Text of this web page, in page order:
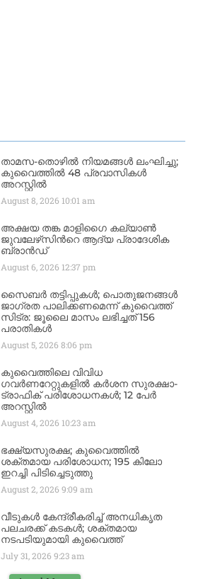
താമസ-തൊഴിൽ നിയമങ്ങൾ ലംഘിച്ചു;
കുവൈത്തിൽ 48 പ്രവാസികൾ
അറസ്റ്റിൽ
August 8, 2026 10:01 am
അക്ഷയ തങ്ക മാളിഗൈ കല്യാണ്‍
ജുവലേഴ്‌സിന്‍റെ ആദ്യ പ്രാദേശിക
ബ്രാന്‍ഡ്
August 6, 2026 12:37 pm
സൈബർ തട്ടിപ്പുകൾ; പൊതുജനങ്ങൾ
ജാഗ്രത പാലിക്കണമെന്ന് കുവൈത്ത്
സിട്ര: ജൂലൈ മാസം ലഭിച്ചത് 156
പരാതികൾ
August 5, 20268:06 pm
കുവൈത്തിലെ വിവിധ
ഗവർണറേറ്റുകളിൽ കർശന സുരക്ഷാ-
ട്രാഫിക് പരിശോധനകൾ; 12 പേർ
അറസ്റ്റിൽ
August 4, 2026 10:23 am
ഭക്ഷ്യസുരക്ഷ; കുവൈത്തിൽ
ശക്തമായ പരിശോധന; 195 കിലോ
ഇറച്ചി പിടിച്ചെടുത്തു
August 2, 20269:09 am
വീടുകൾ കേന്ദ്രീകരിച്ച് അനധികൃത
പലചരക്ക് കടകൾ; ശക്തമായ
നടപടിയുമായി കുവൈത്ത്
July 31, 20269:23 am